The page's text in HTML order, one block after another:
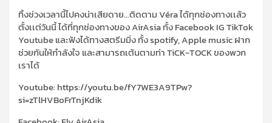
ทิ้งช่วงเวลานี้ไปคงน่าเสียดาย…ติดตาม Véra ได้ทุกช่องทางเเล้ว
ตั้งเเต่วันนี้ ได้ที่ทุกช่องทางของ AirAsia ทั้ง Facebook IG TikTok
Youtube และฟังได้ทางสตรีมมิ่ง ทั้ง spotify, Apple music ฝาก
ช่วยกันให้กำลังใจ และสามารถเต้นตามท่า TiCK-TOCK ของพวก
เราได้
Youtube: https://youtu.be/fY7WE3A9TPw?
si=zTlHVBoFrTnjKdik